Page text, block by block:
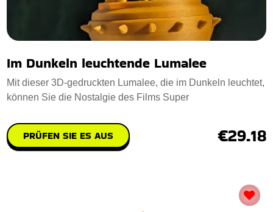
Im Dunkeln leuchtende Lumalee
Mit dieser 3D-gedruckten Lumalee, die im Dunkeln leuchtet,
können Sie die Nostalgie des Films Super
PRÜFEN SIE ES AUS €29.18